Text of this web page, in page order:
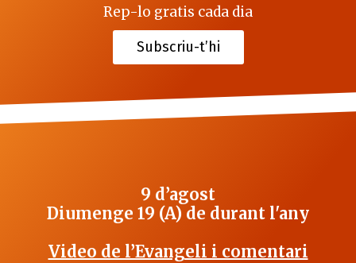
Rep-lo gratis cada dia
Subscriu-t’hi
9 d’agost
Diumenge 19 (A) de durant l'any
Video de l’Evangeli i comentari